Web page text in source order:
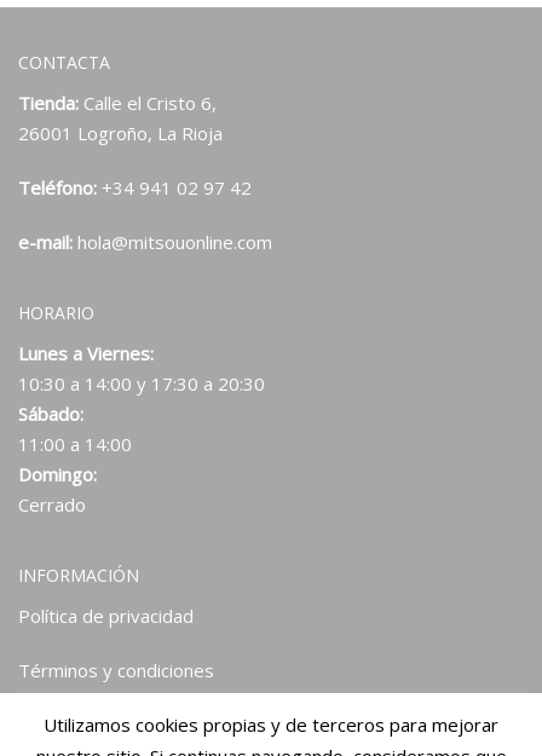
CONTACTA
Tienda: Calle el Cristo 6,
26001 Logroño, La Rioja
Teléfono: +34 941 02 97 42
e-mail: hola@mitsouonline.com
HORARIO
Lunes a Viernes:
10:30 a 14:00 y 17:30 a 20:30
Sábado:
11:00 a 14:00
Domingo:
Cerrado
INFORMACIÓN
Política de privacidad
Términos y condiciones
Hablan de nosotros
Utilizamos cookies propias y de terceros para mejorar